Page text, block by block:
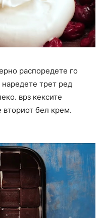
распоредете го
трет ред
врз кексите
вториот бел крем.